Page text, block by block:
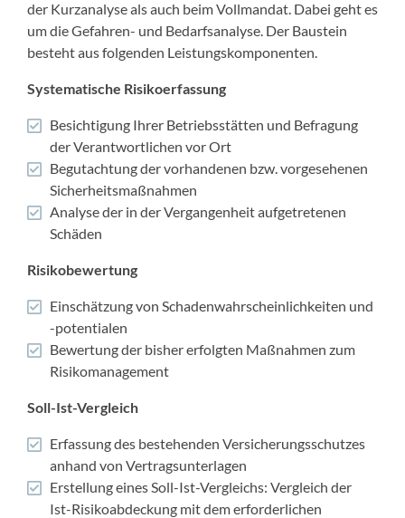
der Kurzanalyse als auch beim Vollmandat. Dabei geht es
um die Gefahren- und Bedarfsanalyse. Der Baustein
besteht aus folgenden Leistungskomponenten.
Systematische Risikoerfassung
Besichtigung Ihrer Betriebsstätten und Befragung
der Verantwortlichen vor Ort
Begutachtung der vorhandenen bzw. vorgesehenen
Sicherheitsmaßnahmen
Analyse der in der Vergangenheit aufgetretenen
Schäden
Risikobewertung
Einschätzung von Schadenwahrscheinlichkeiten und
-potentialen
Bewertung der bisher erfolgten Maßnahmen zum
Risikomanagement
Soll-Ist-Vergleich
Erfassung des bestehenden Versicherungsschutzes
anhand von Vertragsunterlagen
Erstellung eines Soll-Ist-Vergleichs: Vergleich der
Ist-Risikoabdeckung mit dem erforderlichen